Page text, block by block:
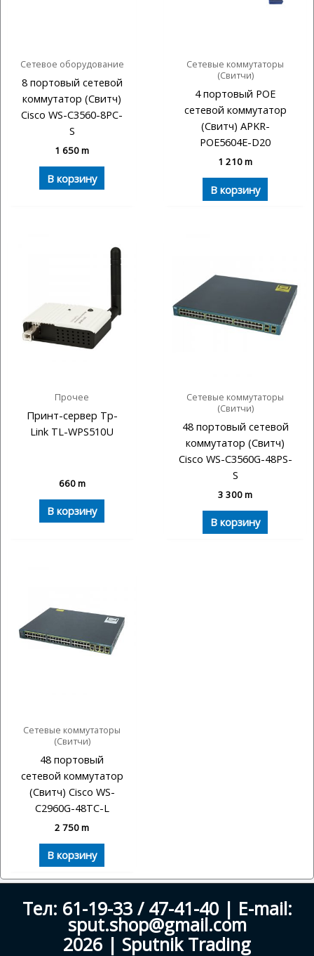
Сетевое оборудование
8 портовый сетевой
коммутатор (Свитч)
Cisco WS-C3560-8PC-
S
1 650m
В корзину
Сетевые коммутаторы
(Свитчи)
4 портовый POE
сетевой коммутатор
(Свитч) APKR-
POE5604E-D20
1 210m
В корзину
Прочее
Принт-сервер Tp-
Link TL-WPS510U
660m
В корзину
Сетевые коммутаторы
(Свитчи)
48 портовый сетевой
коммутатор (Свитч)
Cisco WS-C3560G-48PS-
S
3 300m
В корзину
Сетевые коммутаторы
(Свитчи)
48 портовый
сетевой коммутатор
(Свитч) Cisco WS-
C2960G-48TC-L
2 750m
В корзину
Тел: 61-19-33 / 47-41-40 | E-mail:
sput.shop@gmail.com
2026 | Sputnik Trading